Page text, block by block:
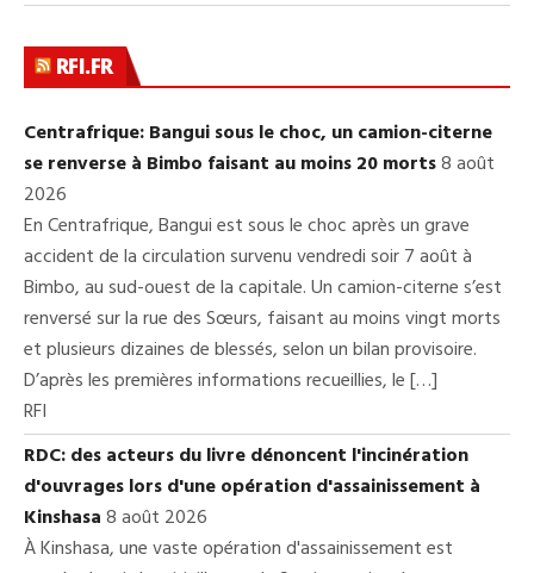
RFI.FR
Centrafrique: Bangui sous le choc, un camion-citerne
se renverse à Bimbo faisant au moins 20 morts8 août
2026
En Centrafrique, Bangui est sous le choc après un grave
accident de la circulation survenu vendredi soir 7 août à
Bimbo, au sud-ouest de la capitale. Un camion-citerne s’est
renversé sur la rue des Sœurs, faisant au moins vingt morts
et plusieurs dizaines de blessés, selon un bilan provisoire.
D’après les premières informations recueillies, le […]
RFI
RDC: des acteurs du livre dénoncent l'incinération
d'ouvrages lors d'une opération d'assainissement à
Kinshasa8 août 2026
À Kinshasa, une vaste opération d'assainissement est